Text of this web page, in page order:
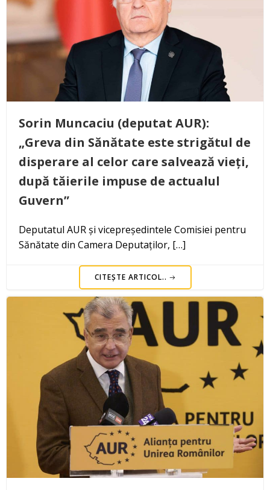
Sorin Muncaciu (deputat AUR):
„Greva din Sănătate este strigătul de
disperare al celor care salvează vieți,
după tăierile impuse de actualul
Guvern”
Deputatul AUR și vicepreședintele Comisiei pentru
Sănătate din Camera Deputaților, […]
CITEȘTE ARTICOL..